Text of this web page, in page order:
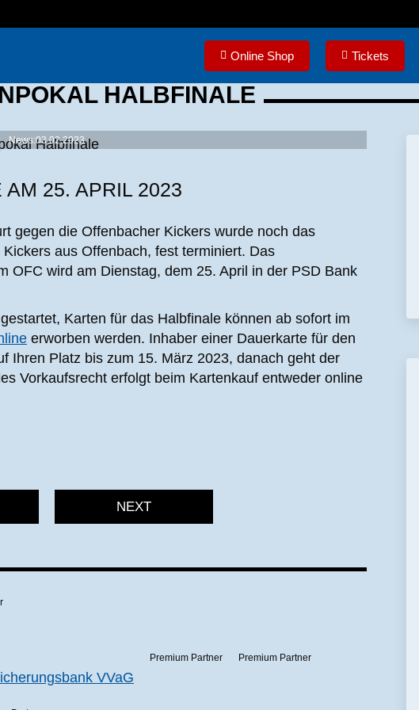
Online Shop Tickets
HALBFINALE
News:03.02.2023
25. APRIL 2023
gegen die Offenbacher Kickers wurde noch das
aus Offenbach, fest terminiert. Das
OFC wird am Dienstag, dem 25. April in der PSD Bank
Karten für das Halbfinale können ab sofort im
erworben werden. Inhaber einer Dauerkarte für den
Ihren Platz bis zum 15. März 2023, danach geht der
Vorkaufsrecht erfolgt beim Kartenkauf entweder online
NEXT
Premium Partner Premium Partner